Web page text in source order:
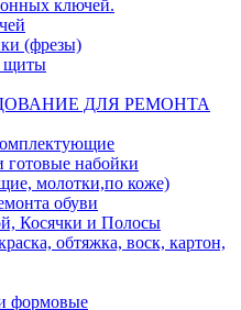
ключей.
(фрезы)
щиты
ДЛЯ РЕМОНТА
набойки
молотки,по коже)
обуви
Косячки и Полосы
обтяжка, воск, картон,
формовые